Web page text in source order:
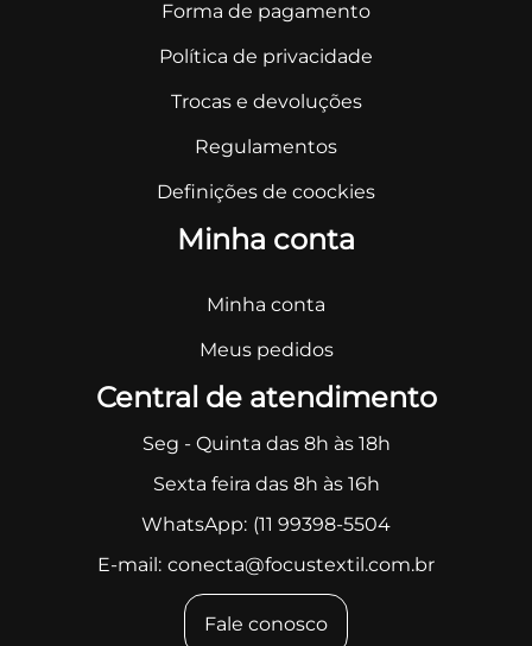
Forma de pagamento
Política de privacidade
Trocas e devoluções
Regulamentos
Definições de coockies
Minha conta
Minha conta
Meus pedidos
Central de atendimento
Seg - Quinta das 8h às 18h
Sexta feira das 8h às 16h
WhatsApp: (11 99398-5504
E-mail: conecta@focustextil.com.br
Fale conosco